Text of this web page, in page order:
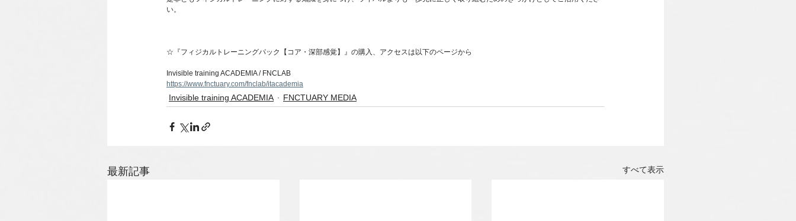
い。
☆『フィジカルトレーニングパック【コア・深部感覚】』の購入、アクセスは以下のページから
Invisible training ACADEMIA / FNCLAB
https://www.fnctuary.com/fnclab/itacademia
Invisible training ACADEMIA FNCTUARY MEDIA
最新記事 すべて表示